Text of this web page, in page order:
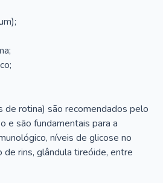
de rotina) são recomendados pelo
e são fundamentais para a
níveis de glicose no
de rins, glândula tireóide, entre